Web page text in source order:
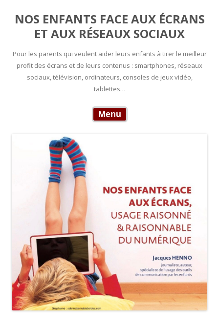
NOS ENFANTS FACE AUX ÉCRANS
ET AUX RÉSEAUX SOCIAUX
Pour les parents qui veulent aider leurs enfants à tirer le meilleur
profit des écrans et de leurs contenus : smartphones, réseaux
sociaux, télévision, ordinateurs, consoles de jeux vidéo,
tablettes…
Menu